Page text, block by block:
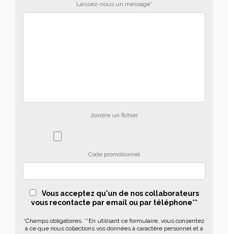
Laissez-nous un message*
Joindre un fichier
Code promotionnel
Vous acceptez qu'un de nos collaborateurs
vous recontacte par email ou par téléphone**
*Champs obligatoires. **En utilisant ce formulaire, vous consentez
à ce que nous collections vos données à caractère personnel et à